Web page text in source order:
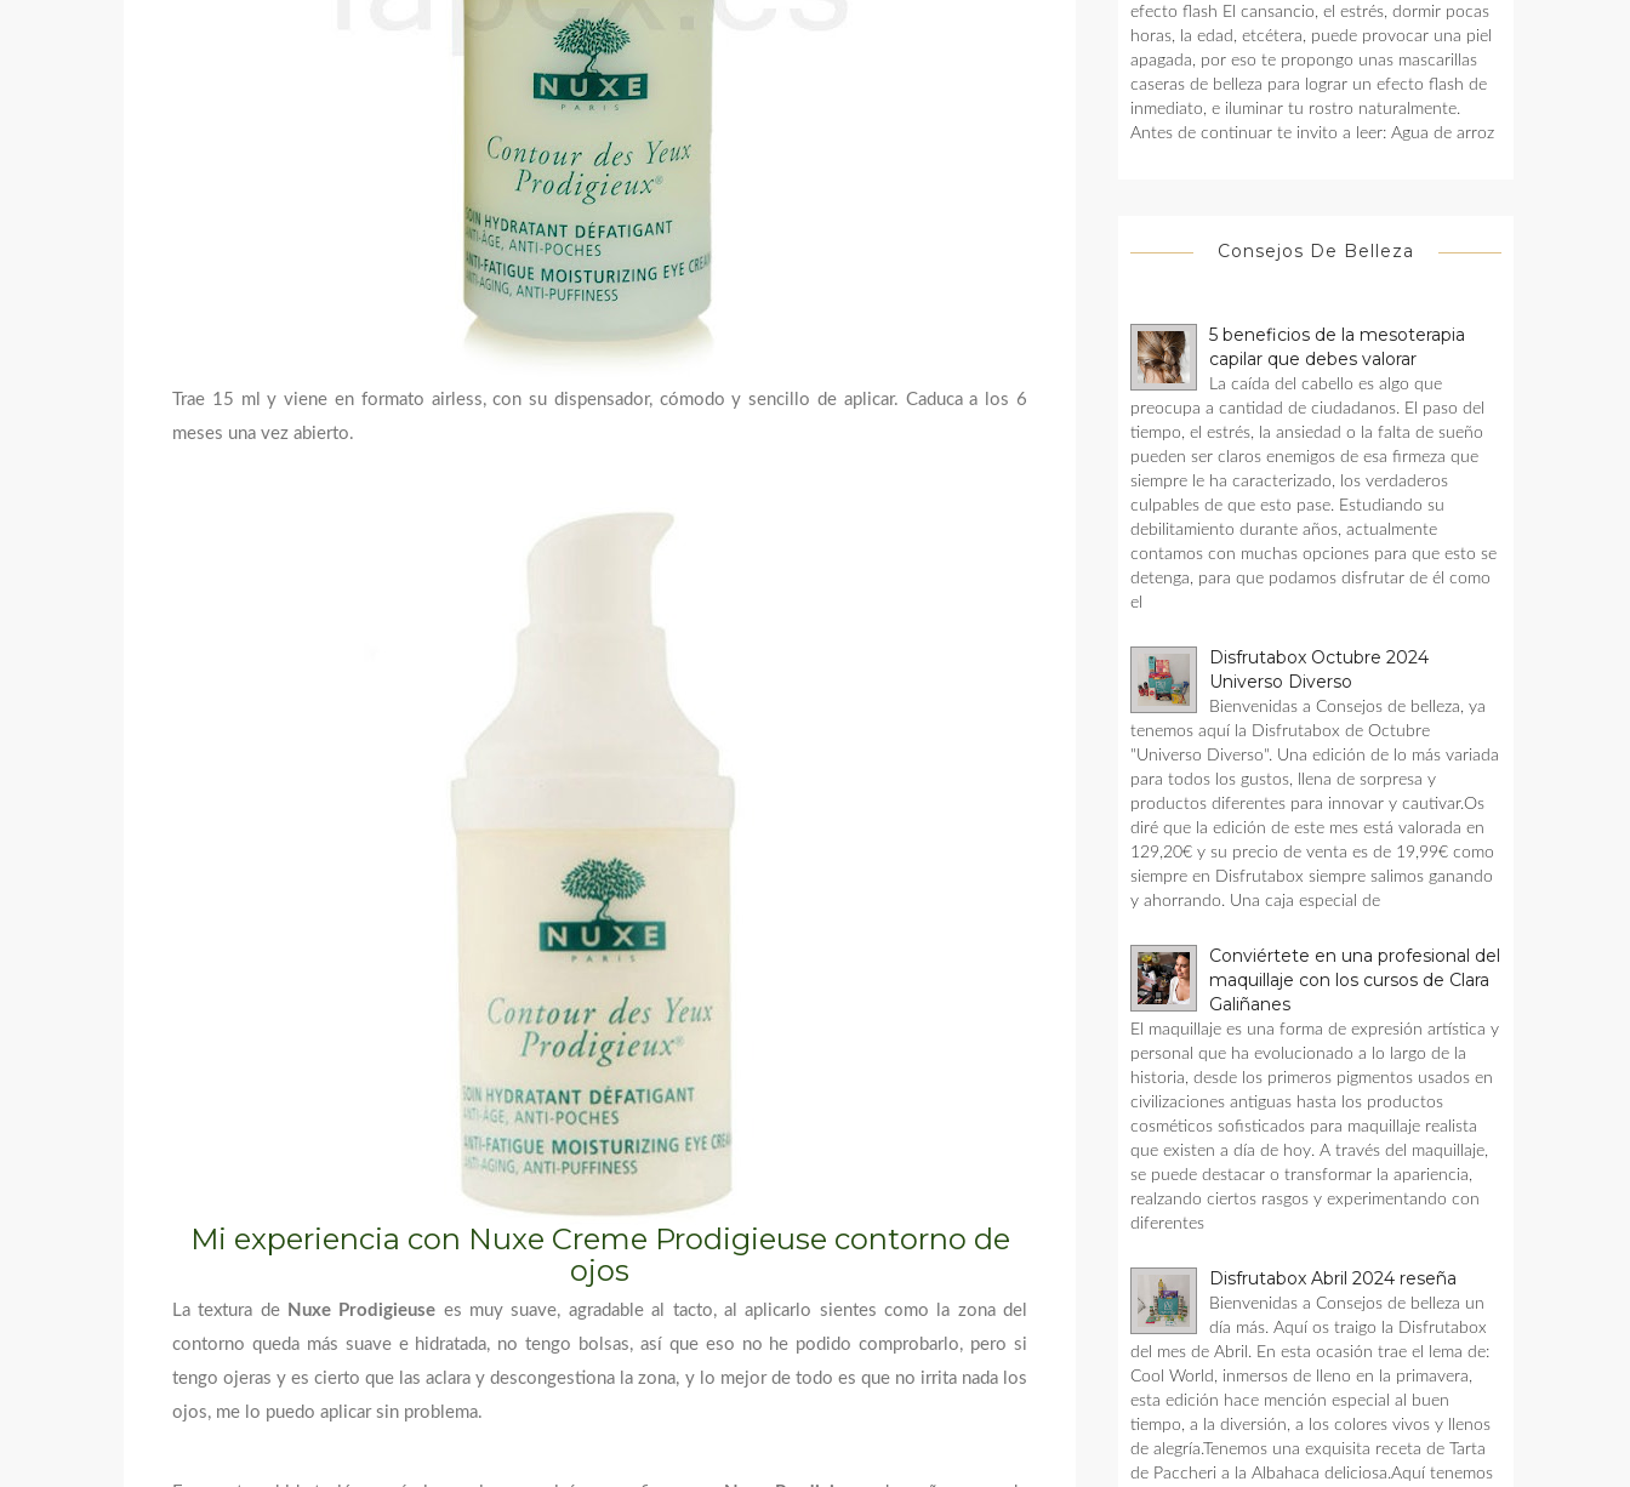
Trae 15 ml y viene en formato airless, con su dispensador, cómodo y sencillo de aplicar. Caduca a los 6
meses una vez abierto.
Mi experiencia con Nuxe Creme Prodigieuse contorno de
ojos
La textura de Nuxe Prodigieuse es muy suave, agradable al tacto, al aplicarlo sientes como la zona del
contorno queda más suave e hidratada, no tengo bolsas, así que eso no he podido comprobarlo, pero si
tengo ojeras y es cierto que las aclara y descongestiona la zona, y lo mejor de todo es que no irrita nada los
ojos, me lo puedo aplicar sin problema.
efecto flash El cansancio, el estrés, dormir pocas
horas, la edad, etcétera, puede provocar una piel
apagada, por eso te propongo unas mascarillas
caseras de belleza para lograr un efecto flash de
inmediato, e iluminar tu rostro naturalmente.
Antes de continuar te invito a leer: Agua de arroz
Consejos De Belleza
5 beneficios de la mesoterapia
capilar que debes valorar
La caída del cabello es algo que
preocupa a cantidad de ciudadanos. El paso del
tiempo, el estrés, la ansiedad o la falta de sueño
pueden ser claros enemigos de esa firmeza que
siempre le ha caracterizado, los verdaderos
culpables de que esto pase. Estudiando su
debilitamiento durante años, actualmente
contamos con muchas opciones para que esto se
detenga, para que podamos disfrutar de él como
el
Disfrutabox Octubre 2024
Universo Diverso
Bienvenidas a Consejos de belleza, ya
tenemos aquí la Disfrutabox de Octubre
"Universo Diverso". Una edición de lo más variada
para todos los gustos, llena de sorpresa y
productos diferentes para innovar y cautivar.Os
diré que la edición de este mes está valorada en
129,20€ y su precio de venta es de 19,99€ como
siempre en Disfrutabox siempre salimos ganando
y ahorrando. Una caja especial de
Conviértete en una profesional del
maquillaje con los cursos de Clara
Galiñanes
El maquillaje es una forma de expresión artística y
personal que ha evolucionado a lo largo de la
historia, desde los primeros pigmentos usados en
civilizaciones antiguas hasta los productos
cosméticos sofisticados para maquillaje realista
que existen a día de hoy. A través del maquillaje,
se puede destacar o transformar la apariencia,
realzando ciertos rasgos y experimentando con
diferentes
Disfrutabox Abril 2024 reseña
Bienvenidas a Consejos de belleza un
día más. Aquí os traigo la Disfrutabox
del mes de Abril. En esta ocasión trae el lema de:
Cool World, inmersos de lleno en la primavera,
esta edición hace mención especial al buen
tiempo, a la diversión, a los colores vivos y llenos
de alegría.Tenemos una exquisita receta de Tarta
de Paccheri a la Albahaca deliciosa.Aquí tenemos